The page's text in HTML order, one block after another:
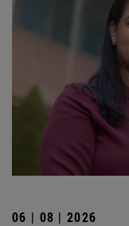
06 | 08 | 2026